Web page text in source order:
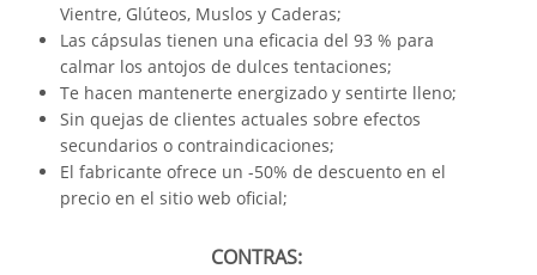
Vientre, Glúteos, Muslos y Caderas;
Las cápsulas tienen una eficacia del 93 % para
calmar los antojos de dulces tentaciones;
Te hacen mantenerte energizado y sentirte lleno;
Sin quejas de clientes actuales sobre efectos
secundarios o contraindicaciones;
El fabricante ofrece un -50% de descuento en el
precio en el sitio web oficial;
CONTRAS: